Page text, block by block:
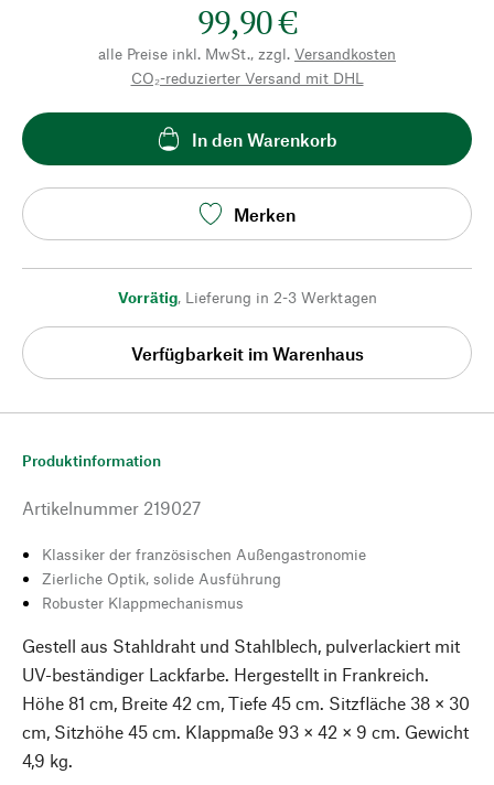
99,90 €
alle Preise inkl. MwSt., zzgl. Versandkosten
CO₂-reduzierter Versand mit DHL
In den Warenkorb
Merken
Vorrätig, Lieferung in 2-3 Werktagen
Verfügbarkeit im Warenhaus
Produktinformation
Artikelnummer 219027
Klassiker der französischen Außengastronomie
Zierliche Optik, solide Ausführung
Robuster Klappmechanismus
Gestell aus Stahldraht und Stahlblech, pulverlackiert mit
UV-beständiger Lackfarbe. Hergestellt in Frankreich.
Höhe 81 cm, Breite 42 cm, Tiefe 45 cm. Sitzfläche 38 × 30
cm, Sitzhöhe 45 cm. Klappmaße 93 × 42 × 9 cm. Gewicht
4,9 kg.